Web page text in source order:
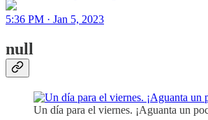
5:36 PM · Jan 5, 2023
null
Un día para el viernes. ¡Aguanta un